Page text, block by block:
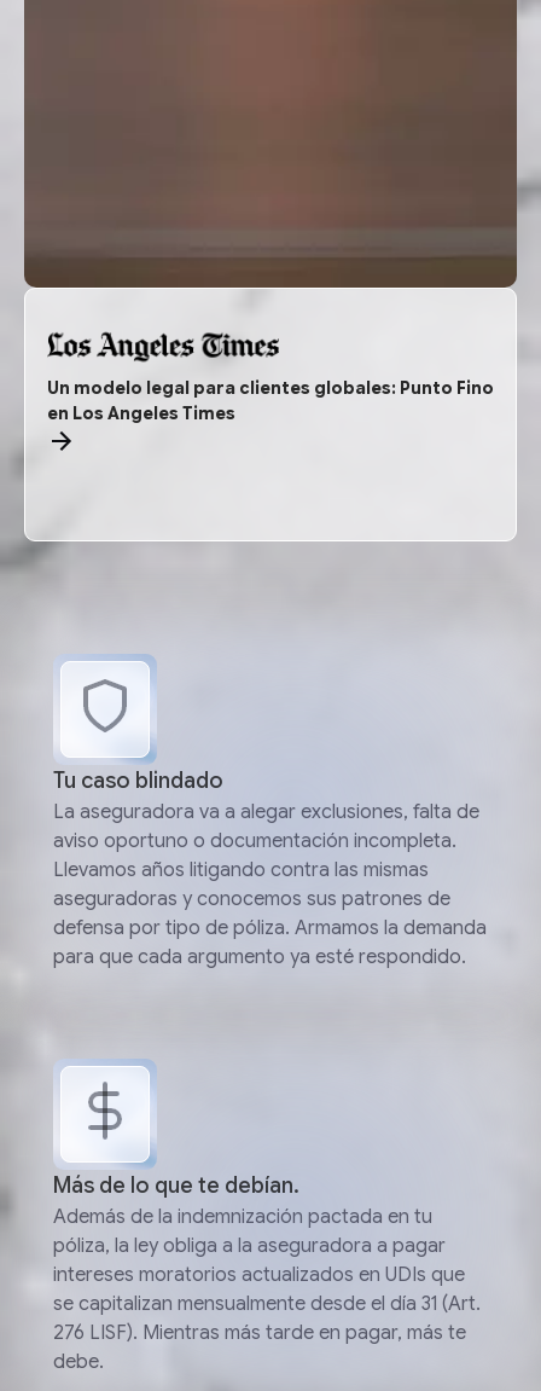
Un modelo legal para clientes globales: Punto Fino
en Los Angeles Times
Tu caso blindado
La aseguradora va a alegar exclusiones, falta de
aviso oportuno o documentación incompleta.
Llevamos años litigando contra las mismas
aseguradoras y conocemos sus patrones de
defensa por tipo de póliza. Armamos la demanda
para que cada argumento ya esté respondido.
Más de lo que te debían.
Además de la indemnización pactada en tu
póliza, la ley obliga a la aseguradora a pagar
intereses moratorios actualizados en UDIs que
se capitalizan mensualmente desde el día 31 (Art.
276 LISF). Mientras más tarde en pagar, más te
debe.